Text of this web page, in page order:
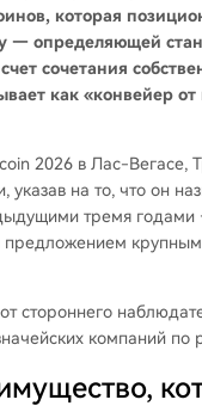
которая
— определяющей
сочетания
как «конвейер
2026 в Лас-Вегасе,
указав на то, что он
тремя
предложением
стороннего
компаний